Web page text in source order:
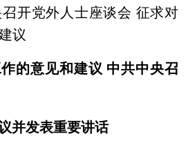
开党外人士座谈会 征求对
议
的意见和建议 中共中央召
并发表重要讲话